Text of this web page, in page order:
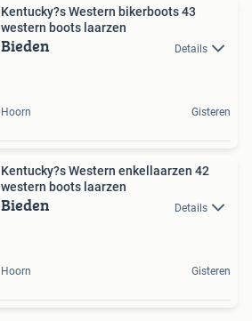
Kentucky?s Western bikerboots 43
western boots laarzen
Bieden Details
Hoorn Gisteren
Kentucky?s Western enkellaarzen 42
western boots laarzen
Bieden Details
Hoorn Gisteren